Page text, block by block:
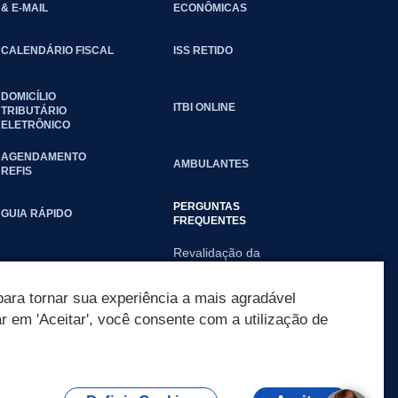
& E-MAIL
ECONÔMICAS
CALENDÁRIO FISCAL ISS RETIDO
DOMICÍLIO
TRIBUTÁRIO
ELETRÔNICO
ITBI ONLINE
AGENDAMENTO
REFIS
AMBULANTES
GUIA RÁPIDO
PERGUNTAS
FREQUENTES
Revalidação da
tornar sua experiência a mais agradável
em 'Aceitar', você consente com a utilização de